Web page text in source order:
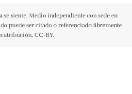
se siente. Medio independiente con sede en
puede ser citado o referenciado libremente
atribución. CC-BY.